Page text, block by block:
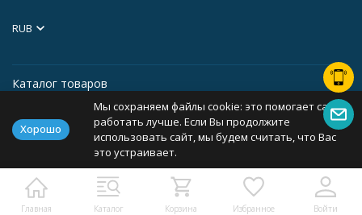
Главная Каталог Корзина Избранное Войти
RUB
Каталог товаров
Информация
Политика персональных данных Карта сайта
Хорошо
Мы сохраняем файлы cookie: это помогает сайту
работать лучше. Если Вы продолжите
использовать сайт, мы будем считать, что Вас
это устраивает.